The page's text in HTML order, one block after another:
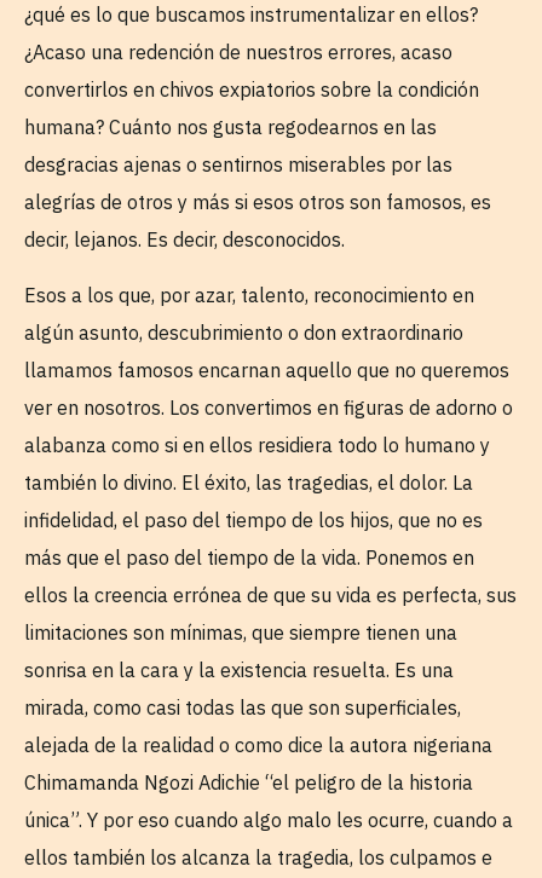
¿qué es lo que buscamos instrumentalizar en ellos?
¿Acaso una redención de nuestros errores, acaso
convertirlos en chivos expiatorios sobre la condición
humana? Cuánto nos gusta regodearnos en las
desgracias ajenas o sentirnos miserables por las
alegrías de otros y más si esos otros son famosos, es
decir, lejanos. Es decir, desconocidos.
Esos a los que, por azar, talento, reconocimiento en
algún asunto, descubrimiento o don extraordinario
llamamos famosos encarnan aquello que no queremos
ver en nosotros. Los convertimos en figuras de adorno o
alabanza como si en ellos residiera todo lo humano y
también lo divino. El éxito, las tragedias, el dolor. La
infidelidad, el paso del tiempo de los hijos, que no es
más que el paso del tiempo de la vida. Ponemos en
ellos la creencia errónea de que su vida es perfecta, sus
limitaciones son mínimas, que siempre tienen una
sonrisa en la cara y la existencia resuelta. Es una
mirada, como casi todas las que son superficiales,
alejada de la realidad o como dice la autora nigeriana
Chimamanda Ngozi Adichie “el peligro de la historia
única”. Y por eso cuando algo malo les ocurre, cuando a
ellos también los alcanza la tragedia, los culpamos e